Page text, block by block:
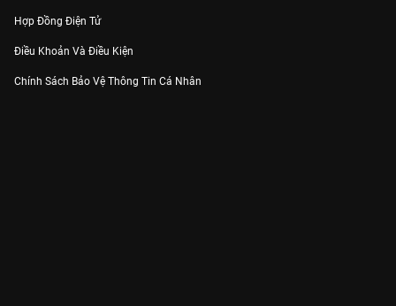
Hợp Đồng Điện Tử
Điều Khoản Và Điều Kiện
Chính Sách Bảo Vệ Thông Tin Cá Nhân